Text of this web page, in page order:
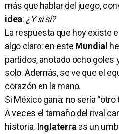
más que hablar del juego,
idea:¿Y si sí?
La respuesta que hoy existe
algo claro: en este Mundial
partidos, anotado ocho goles
solo. Además, se ve que el
corazón en la mano.
Si México gana: no sería “otro
A veces el tamaño del rival
historia. Inglaterraes un